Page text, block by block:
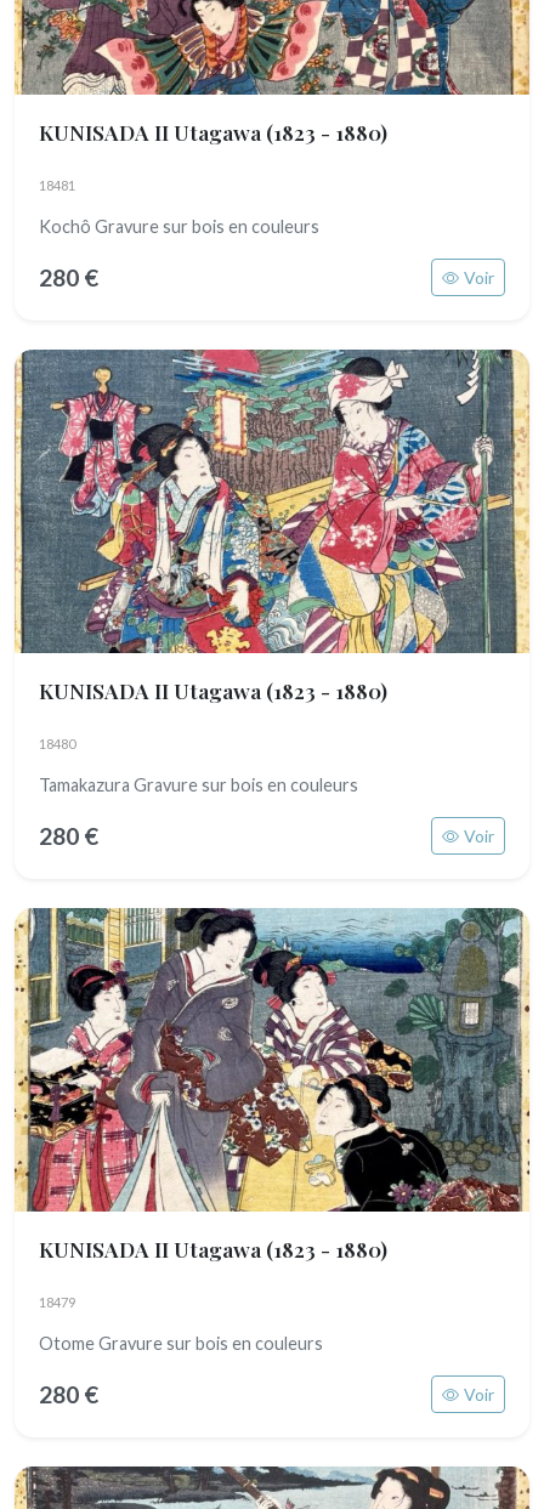
KUNISADA II Utagawa (1823 - 1880)
18481
Kochô Gravure sur bois en couleurs
280 € Voir
KUNISADA II Utagawa (1823 - 1880)
18480
Tamakazura Gravure sur bois en couleurs
280 € Voir
KUNISADA II Utagawa (1823 - 1880)
18479
Otome Gravure sur bois en couleurs
280 € Voir